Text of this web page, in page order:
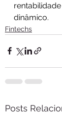
dinâmico.
Fintechs
Posts